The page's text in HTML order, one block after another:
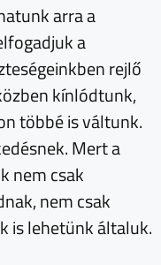
arra a
a
rejlő
kínlódtunk,
többé is váltunk.
Mert a
nem csak
nem csak
is lehetünk általuk.